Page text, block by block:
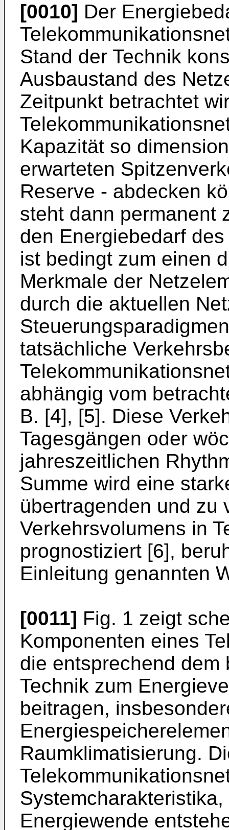
[0010] Der
Stand der Technik
Ausbaustand des
Zeitpunkt betrachtet
Kapazität so
erwarteten
Reserve - abdecken
steht dann permanent
den Energiebedarf
ist bedingt zum einen
Merkmale der
durch die aktuellen
tatsächliche
abhängig vom
B. [4], [5]. Diese
Tagesgängen oder
jahreszeitlichen
Summe wird eine
übertragenden und zu
Verkehrsvolumens in
prognostiziert [6],
Einleitung genannten
[0011] Fig. 1 zeigt
Komponenten eines
die entsprechend
Technik zum
beitragen,
Raumklimatisierung.
Energiewende